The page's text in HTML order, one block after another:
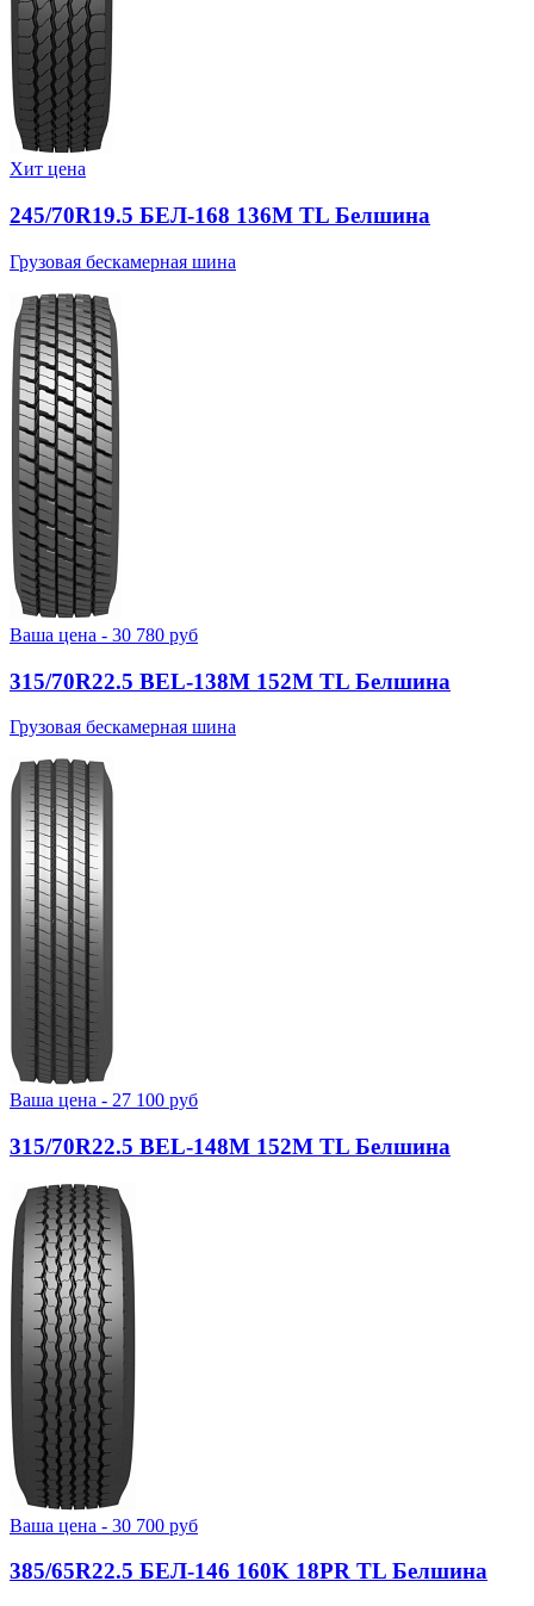
Хит цена
245/70R19.5 БЕЛ-168 136M TL Белшина
Грузовая бескамерная шина
Ваша цена - 30 780 руб
315/70R22.5 BEL-138М 152M TL Белшина
Грузовая бескамерная шина
Ваша цена - 27 100 руб
315/70R22.5 BEL-148М 152M TL Белшина
Ваша цена - 30 700 руб
385/65R22.5 БЕЛ-146 160K 18PR TL Белшина